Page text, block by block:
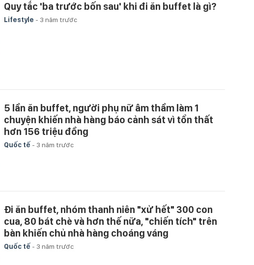
Quy tắc 'ba trước bốn sau' khi đi ăn buffet là gì?
Lifestyle - 3 năm trước
5 lần ăn buffet, người phụ nữ âm thầm làm 1
chuyện khiến nhà hàng báo cảnh sát vì tổn thất
hơn 156 triệu đồng
Quốc tế - 3 năm trước
Đi ăn buffet, nhóm thanh niên "xử hết" 300 con
cua, 80 bát chè và hơn thế nữa, "chiến tích" trên
bàn khiến chủ nhà hàng choáng váng
Quốc tế - 3 năm trước